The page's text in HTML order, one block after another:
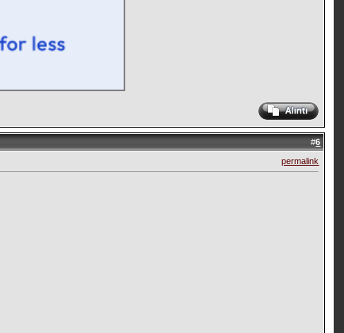
#6
permalink